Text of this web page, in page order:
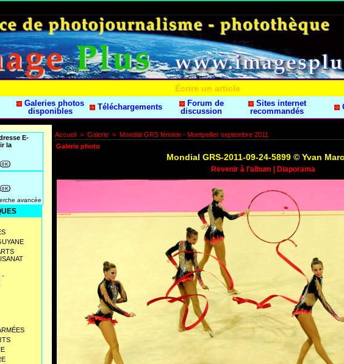
Écrire un article
Galeries photos
disponibles
Téléchargements
Forum de
discussion
Sites internet
recommandés
E-
la
avancée
-
Accueil > Galerie > Mondial GRS féminin - Montpellier septembre 2011
Galerie photo
Mondial GRS-2011-09-24-5899 © Yvan
Revenir à l'album Diaporama